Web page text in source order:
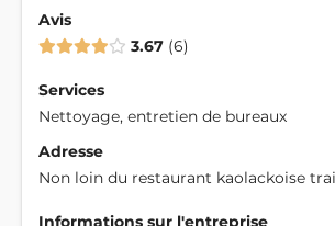
Avis
3.67 6
Services
Nettoyage, entretien de bureaux
Adresse
Non loin du restaurant kaolackoise
Informations sur l'entreprise